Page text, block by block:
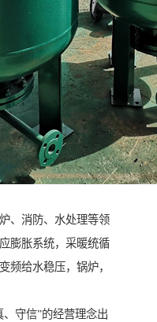
、消防、水处理等领
膨胀系统，采暖统循
频给水稳压，锅炉，
守信”的经营理念出